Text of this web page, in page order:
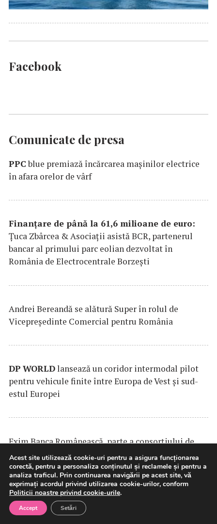
Facebook
Comunicate de presa
PPCblue premiază încărcarea maşinilor electrice
în afara orelor de vârf
Finanțare de până la 61,6 milioane de euro:
Țuca Zbârcea & Asociații asistă BCR, partenerul
bancar al primului parc eolian dezvoltat în
România de Electrocentrale Borzești
Andrei Bereandă se alătură Super în rolul de
Vicepreședinte Comercial pentru România
DP WORLDlansează un coridor intermodal pilot
pentru vehicule finite între Europa de Vest și sud-
estul Europei
Exim Banca Românească, parte a consorțiului de
bănci care finanțează dezvoltarea
MOOV
Leasing și
extinderea leasingului operațional în România
SAMEDAY anunță finalizarea tranzacției de
Acest site utilizează cookie-uri pentru a asigura funcționarea
corectă, pentru a personaliza conținutul și reclamele și pentru a
analiza traficul. Prin continuarea navigării pe acest site, vă
exprimați acordul privind utilizarea cookie-urilor, conform
Politicii noastre privind cookie-urile.
Accept Setări